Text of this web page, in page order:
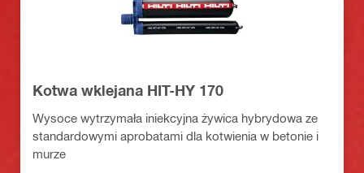
Kotwa wklejana HIT-HY 170
Wysoce wytrzymała iniekcyjna żywica hybrydowa ze
standardowymi aprobatami dla kotwienia w betonie i
murze